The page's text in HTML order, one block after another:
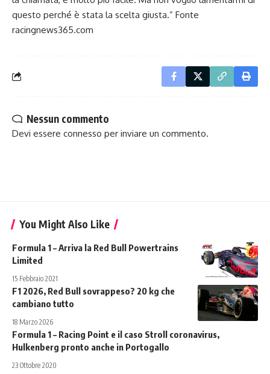
questo perché è stata la scelta giusta.” Fonte
racingnews365.com
Nessun commento
Devi essere connesso per inviare un commento.
You Might Also Like
Formula 1 – Arriva la Red Bull Powertrains
Limited
15 Febbraio 2021
F1 2026, Red Bull sovrappeso? 20 kg che
cambiano tutto
18 Marzo 2026
Formula 1 – Racing Point e il caso Stroll coronavirus,
Hulkenberg pronto anche in Portogallo
23 Ottobre 2020